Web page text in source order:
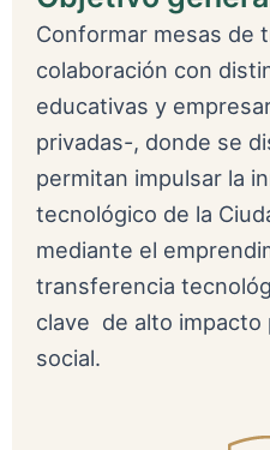
Conformar mesas de
colaboración con
educativas y
privadas-, donde se
permitan impulsar la
tecnológico de la
mediante el
transferencia
clave de alto impacto
social.